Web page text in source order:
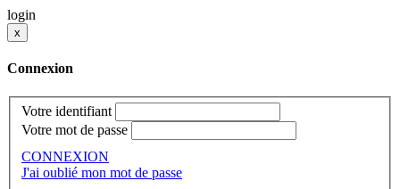
login
x
Connexion
Votre identifiant
Votre mot de passe
CONNEXION
J'ai oublié mon mot de passe